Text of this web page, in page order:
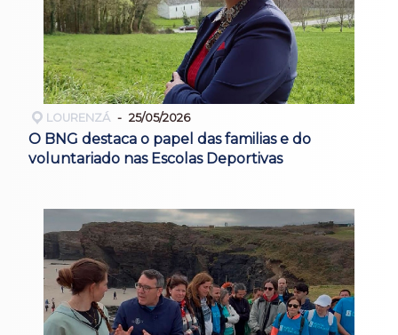
LOURENZÁ 25/05/2026
O BNG destaca o papel das familias e do
voluntariado nas Escolas Deportivas